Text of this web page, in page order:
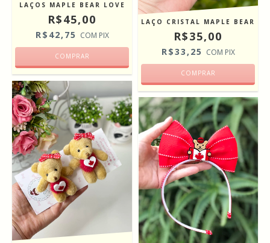
LAÇOS MAPLE BEAR LOVE
R$45,00
R$42,75 COM PIX
COMPRAR
LAÇO CRISTAL MAPLE BEAR
R$35,00
R$33,25 COM PIX
COMPRAR